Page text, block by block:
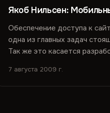
Якоб Нильсен:
Обеспечение доступа к
одна из главных задач
Так же это касается
7 августа 2009 г.